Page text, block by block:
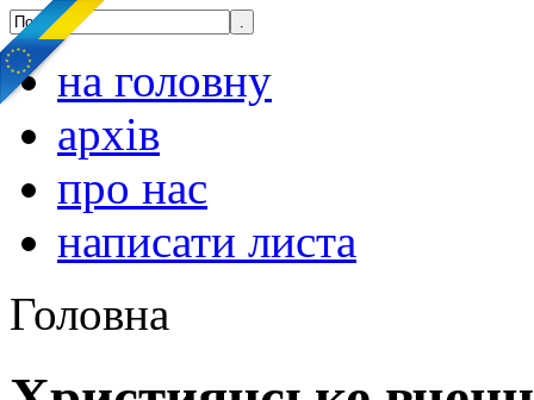
на головну
архів
про нас
написати листа
Головна